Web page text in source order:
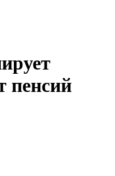
пенсий